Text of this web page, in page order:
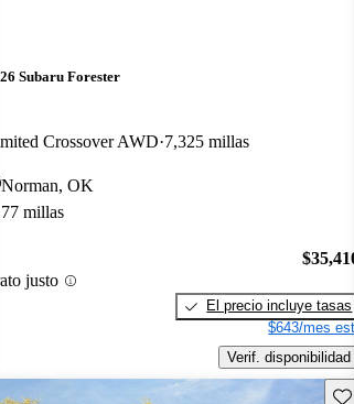
Subaru Forester
Crossover AWD 7,325 millas
Norman, OK
77 millas
justo
El precio incluye tasas
$643/mes
Verif. disponibilidad
este Aviso